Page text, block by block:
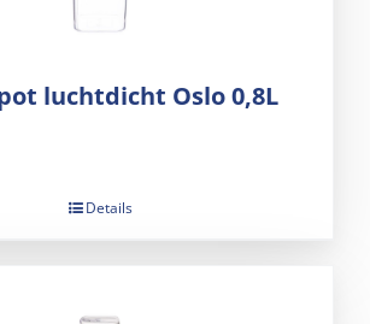
luchtdicht Oslo 0,8L
Details